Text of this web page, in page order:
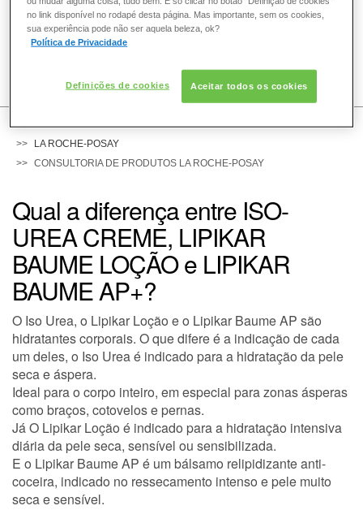
COMO POSSO AJUDAR? DÚVIDAS SOBRE:
PELE
DESODORANTE
SOLAR
DERMACLUB
CONSULTORIA DE PRODUTOS LA ROCHE-POSAY
VOZ DA BELEZA
LA ROCHE-POSAY
CONSULTORIA DE PRODUTOS LA ROCHE-POSAY
Qual a diferença entre ISO-
UREA CREME, LIPIKAR
BAUME LOÇÃO e LIPIKAR
BAUME AP+?
O Iso Urea, o Lipikar Loção e o Lipikar Baume AP são
hidratantes corporais. O que difere é a indicação de cada
um deles, o Iso Urea é indicado para a hidratação da pele
seca e áspera.
Ideal para o corpo inteiro, em especial para zonas ásperas
como braços, cotovelos e pernas.
Já O Lipikar Loção é indicado para a hidratação intensiva
diária da pele seca, sensível ou sensibilizada.
E o Lipikar Baume AP é um bálsamo relipidizante anti-
coceira, indicado no ressecamento intenso e pele muito
seca e sensível.
no link disponível no rodapé desta página. Mas importante, sem os cookies,
sua experiência pode não ser aquela beleza, ok?
Política de Privacidade
Definições de cookies Aceitar todos os cookies